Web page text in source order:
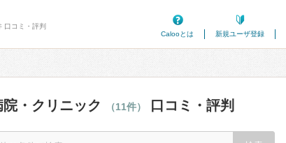
口コミ・評判
Calooとは
新規ユーザ登録
・クリニック （11件） 口コミ・評判